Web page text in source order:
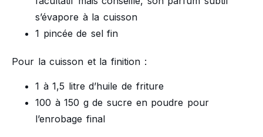
s’évapore à la cuisson
1 pincée de sel fin
Pour la cuisson et la finition :
1 à 1,5 litre d’huile de friture
100 à 150 g de sucre en poudre pour
l’enrobage final